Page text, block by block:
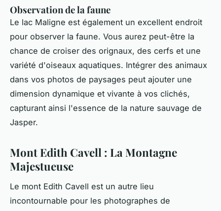
Observation de la faune
Le lac Maligne est également un excellent endroit
pour observer la faune. Vous aurez peut-être la
chance de croiser des orignaux, des cerfs et une
variété d'oiseaux aquatiques. Intégrer des animaux
dans vos photos de paysages peut ajouter une
dimension dynamique et vivante à vos clichés,
capturant ainsi l'essence de la nature sauvage de
Jasper.
Mont Edith Cavell : La Montagne
Majestueuse
Le mont Edith Cavell est un autre lieu
incontournable pour les photographes de